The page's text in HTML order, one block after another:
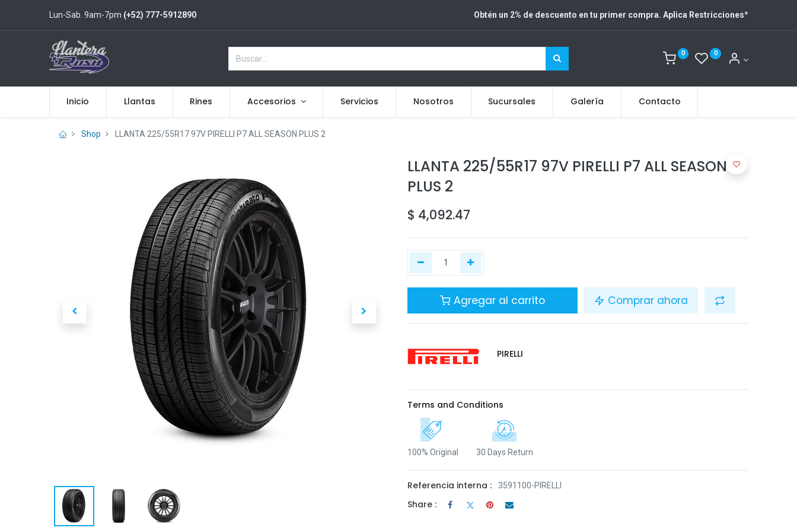
Lun-Sab. 9am-7pm (+52) 777-5912890 Obtén un 2% de descuento en tu primer compra. Aplica Restricciones*
0 0
Inicio Llantas Rines Accesorios Servicios Nosotros Sucursales Galería Contacto
Shop LLANTA 225/55R17 97V PIRELLI P7 ALL SEASON PLUS 2
LLANTA 225/55R17 97V PIRELLI P7 ALL SEASON
PLUS 2
$ 4,092.47
Agregar al carrito Comprar ahora
PIRELLI
Terms and Conditions
100% Original 30 Days Return
Referencia interna : 3591100-PIRELLI
Share :